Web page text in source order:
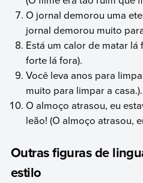
O jornal demorou uma
jornal demorou muito
Está um calor de matar
forte lá fora).
Você leva anos para
muito para limpar a casa.).
O almoço atrasou, eu
leão! (O almoço atrasou,
Outras figuras de
estilo